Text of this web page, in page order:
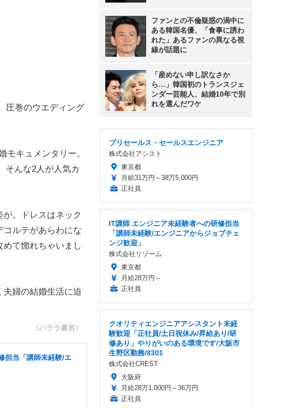
圧巻のウエディング
キュメンタリー。
そんな2人が人気カ
。ドレスはネック
ルテがあらわにな
て惚れちゃいまし
婦の結婚生活に迫
《ハララ書房》
担当「講師未経験/エ
ファンとの不倫疑惑の渦中に
ある韓国名優、「食事に誘わ
れた」あるファンの異なる視
線が話題に
「産めない申し訳なさか
ら…」韓国初のトランスジェ
ンダー芸能人、結婚10年で別
れを選んだワケ
プリセールス・セールスエンジニア
株式会社アシスト
東京都
月給31万円～38万5,000円
正社員
IT講師 エンジニア未経験者への研修担当
「講師未経験/エンジニアからジョブチェ
ンジ歓迎」
株式会社リゾーム
東京都
月給28万円～
正社員
クオリティエンジニアアシスタント未経
験歓迎「正社員/土日祝休み/昇給あり/研
修あり」やりがいのある環境です/大阪市
生野区勤務/8301
株式会社CREST
大阪府
月給28万1,000円～36万円
正社員